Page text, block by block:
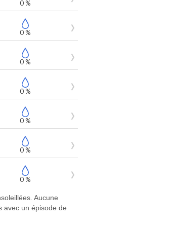
0 %
0 %
0 %
0 %
0 %
0 %
0 %
Aucune
avec un épisode de